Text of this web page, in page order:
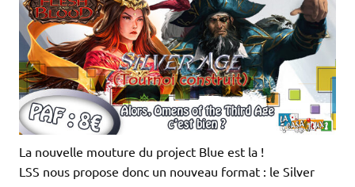
La nouvelle mouture du project Blue est la !
LSS nous propose donc un nouveau format : le Silver